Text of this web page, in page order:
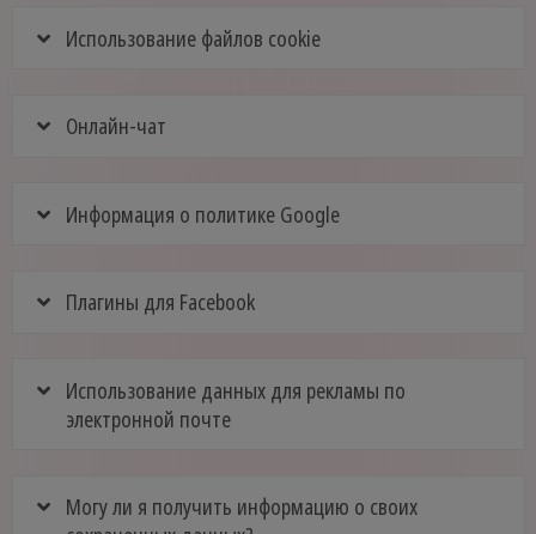
Использование файлов cookie
Онлайн-чат
Информация о политике Google
Плагины для Facebook
Использование данных для рекламы по
электронной почте
Могу ли я получить информацию о своих